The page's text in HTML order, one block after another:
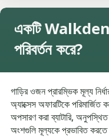
একটি Walkden
পরিবর্তন করে?
গাড়ির ওজন প্রারম্ভিক মূল্য
অ্যাক্সেস অফারটিকে পরিমার্জিত
অপসারণ করা ব্যাটারি, অনুপস্থিত
অংশগুলি মূল্যকে প্রভাবিত